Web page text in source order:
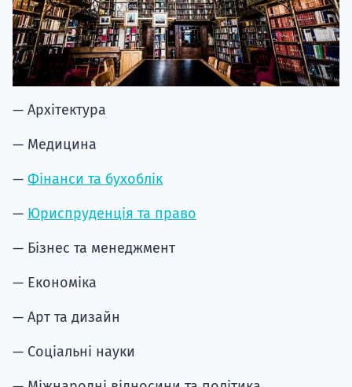
— Архітектура
— Медицина
— Фінанси та бухоблік
— Юриспруденція та право
— Бізнес та менеджмент
— Економіка
— Арт та дизайн
— Соціальні науки